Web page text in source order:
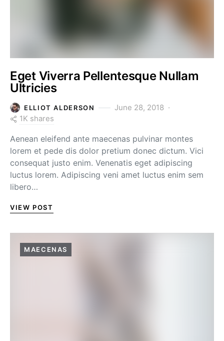
Eget Viverra Pellentesque Nullam
Ultricies
ELLIOT ALDERSON
June 28, 2018
1K shares
Aenean eleifend ante maecenas pulvinar montes
lorem et pede dis dolor pretium donec dictum. Vici
consequat justo enim. Venenatis eget adipiscing
luctus lorem. Adipiscing veni amet luctus enim sem
libero…
VIEW POST
MAECENAS